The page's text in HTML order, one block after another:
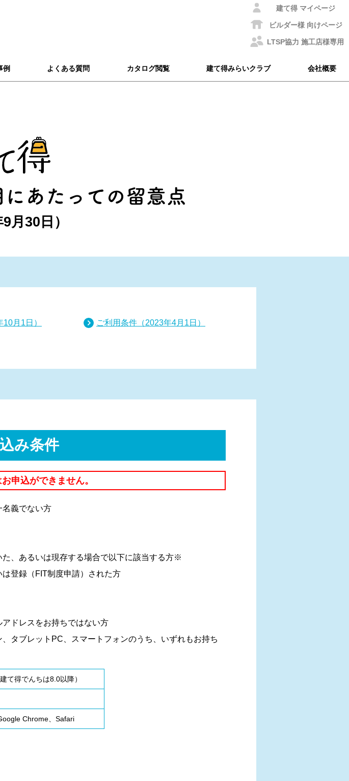
例 よくある質問 カタログ閲覧 建て得みらいクラブ 会社概要
建て得マイページ
ビルダー様向けページ
LTSP協力 施工店様専用
9月30日）
月1日）
ご利用条件（2023年4月1日）
み条件
申込ができません。
名義でない方
、あるいは現存する場合で以下に該当する方※
登録（FIT制度申請）された方
ドレスをお持ちではない方
タブレットPC、スマートフォンのうち、いずれもお持ち
て得でんちは8.0以降）
Chrome、Safari